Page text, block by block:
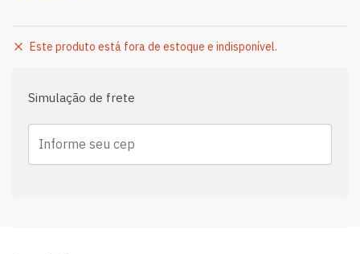
Este produto está fora de estoque e indisponível.
Simulação de frete